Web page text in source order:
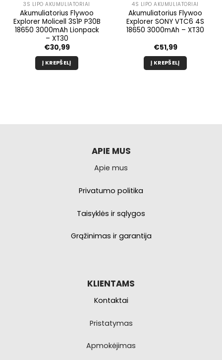
3S LIPO AKUMULIATORIAI
Akumuliatorius Flywoo
Explorer Molicell 3S1P P30B
18650 3000mAh Lionpack
– XT30
€30,99
Į KREPŠELĮ
4S LIPO AKUMULIATORIAI
Akumuliatorius Flywoo
Explorer SONY VTC6 4S
18650 3000mAh – XT30
€51,99
Į KREPŠELĮ
APIE MUS
Apie mus
Privatumo politika
Taisyklės ir sąlygos
Grąžinimas ir garantija
KLIENTAMS
Kontaktai
Pristatymas
Apmokėjimas